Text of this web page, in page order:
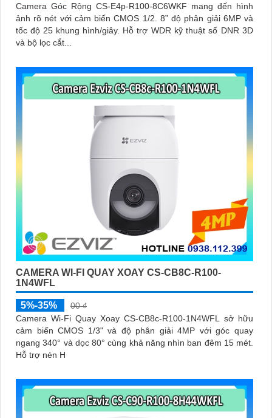
Camera Góc Rộng CS-E4p-R100-8C6WKF mang đến hình
ảnh rõ nét với cảm biến CMOS 1/2. 8” độ phân giải 6MP và
tốc độ 25 khung hình/giây. Hỗ trợ WDR kỹ thuật số DNR 3D
và bộ lọc cắt...
CAMERA WI-FI QUAY XOAY CS-CB8C-R100-
1N4WFL
5%-35%
00 ₫
Camera Wi-Fi Quay Xoay CS-CB8c-R100-1N4WFL sở hữu
cảm biến CMOS 1/3" và độ phân giải 4MP với góc quay
ngang 340° và dọc 80° cùng khả năng nhìn ban đêm 15 mét.
Hỗ trợ nén H